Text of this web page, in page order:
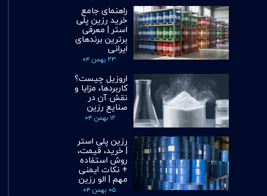
راهنمای جامع
خرید رزین پلی
استر | معرفی
برترین برندهای
ایرانی
۲۳ بهمن ۰۴
اروزیل چیست؟
کاربردها، مزایا و
نقش آن در
صنایع رزین
۱۲ بهمن ۰۴
رزین پلی استر
| خرید، قیمت،
روش استفاده
+ نکات ایمنی
مهم | الو رزین
۰۵ بهمن ۰۴